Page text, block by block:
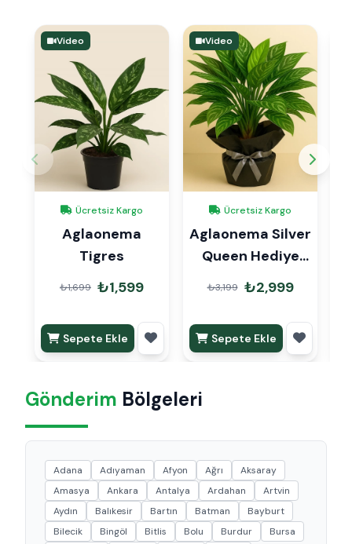
Video
Ücretsiz Kargo
Aglaonema
Tigres
₺1,699 ₺1,599
Sepete Ekle
Video
Ücretsiz Kargo
Aglaonema Silver
Queen Hediye
Paketli
₺3,199 ₺2,999
Sepete Ekle
Gönderim Bölgeleri
Adana Adıyaman Afyon Ağrı
Aksaray
Amasya
Ankara Antalya Ardahan
Artvin
Aydın
Balıkesir Bartın Batman
Bayburt
Bilecik
Bingöl Bitlis Bolu Burdur
Bursa